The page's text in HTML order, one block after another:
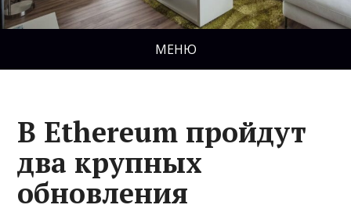
МЕНЮ
В Ethereum пройдут
два крупных
обновления